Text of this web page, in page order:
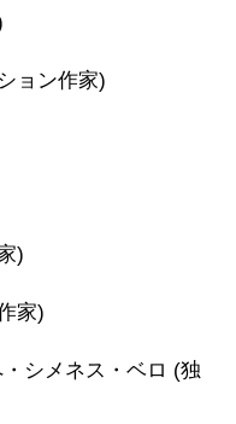
ョン作家)
)
家)
シメネス・ベロ (独